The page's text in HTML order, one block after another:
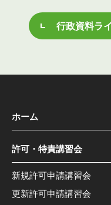
行政資料ラ
ホーム
許可・特責講習会
新規許可申請講習会
更新許可申請講習会